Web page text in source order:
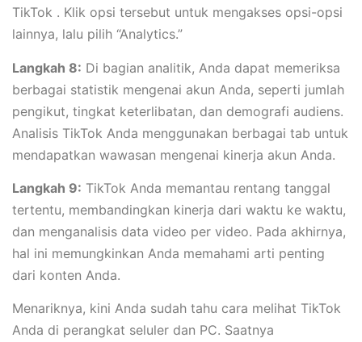
TikTok . Klik opsi tersebut untuk mengakses opsi-opsi
lainnya, lalu pilih “Analytics.”
Langkah 8: Di bagian analitik, Anda dapat memeriksa
berbagai statistik mengenai akun Anda, seperti jumlah
pengikut, tingkat keterlibatan, dan demografi audiens.
Analisis TikTok Anda menggunakan berbagai tab untuk
mendapatkan wawasan mengenai kinerja akun Anda.
Langkah 9: TikTok Anda memantau rentang tanggal
tertentu, membandingkan kinerja dari waktu ke waktu,
dan menganalisis data video per video. Pada akhirnya,
hal ini memungkinkan Anda memahami arti penting
dari konten Anda.
Menariknya, kini Anda sudah tahu cara melihat TikTok
Anda di perangkat seluler dan PC. Saatnya